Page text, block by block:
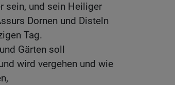
sein, und sein Heiliger
Dornen und Disteln
Tag.
Gärten soll
wird vergehen und wie